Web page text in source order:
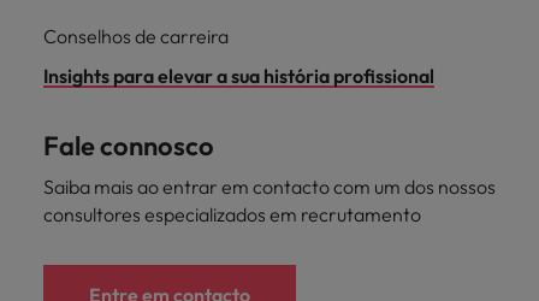
Conselhos de carreira
Insights para elevar a sua história profissional
Fale connosco
Saiba mais ao entrar em contacto com um dos nossos
consultores especializados em recrutamento
Entre em contacto